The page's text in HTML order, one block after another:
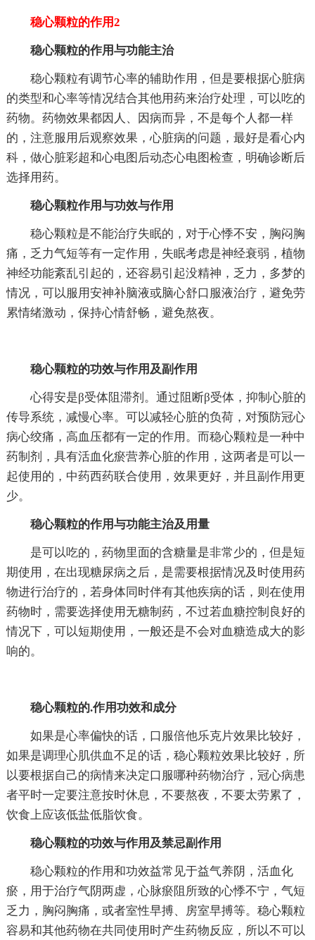
稳心颗粒的作用2
稳心颗粒的作用与功能主治
稳心颗粒有调节心率的辅助作用，但是要根据心脏病
的类型和心率等情况结合其他用药来治疗处理，可以吃的
药物。药物效果都因人、因病而异，不是每个人都一样
的，注意服用后观察效果，心脏病的问题，最好是看心内
科，做心脏彩超和心电图后动态心电图检查，明确诊断后
选择用药。
稳心颗粒作用与功效与作用
稳心颗粒是不能治疗失眠的，对于心悸不安，胸闷胸
痛，乏力气短等有一定作用，失眠考虑是神经衰弱，植物
神经功能紊乱引起的，还容易引起没精神，乏力，多梦的
情况，可以服用安神补脑液或脑心舒口服液治疗，避免劳
累情绪激动，保持心情舒畅，避免熬夜。
稳心颗粒的功效与作用及副作用
心得安是β受体阻滞剂。通过阻断β受体，抑制心脏的
传导系统，减慢心率。可以减轻心脏的负荷，对预防冠心
病心绞痛，高血压都有一定的作用。而稳心颗粒是一种中
药制剂，具有活血化瘀营养心脏的作用，这两者是可以一
起使用的，中药西药联合使用，效果更好，并且副作用更
少。
稳心颗粒的作用与功能主治及用量
是可以吃的，药物里面的含糖量是非常少的，但是短
期使用，在出现糖尿病之后，是需要根据情况及时使用药
物进行治疗的，若身体同时伴有其他疾病的话，则在使用
药物时，需要选择使用无糖制药，不过若血糖控制良好的
情况下，可以短期使用，一般还是不会对血糖造成大的影
响的。
稳心颗粒的.作用功效和成分
如果是心率偏快的话，口服倍他乐克片效果比较好，
如果是调理心肌供血不足的话，稳心颗粒效果比较好，所
以要根据自己的病情来决定口服哪种药物治疗，冠心病患
者平时一定要注意按时休息，不要熬夜，不要太劳累了，
饮食上应该低盐低脂饮食。
稳心颗粒的功效与作用及禁忌副作用
稳心颗粒的作用和功效益常见于益气养阴，活血化
瘀，用于治疗气阴两虚，心脉瘀阻所致的心悸不宁，气短
乏力，胸闷胸痛，或者室性早搏、房室早搏等。稳心颗粒
容易和其他药物在共同使用时产生药物反应，所以不可以